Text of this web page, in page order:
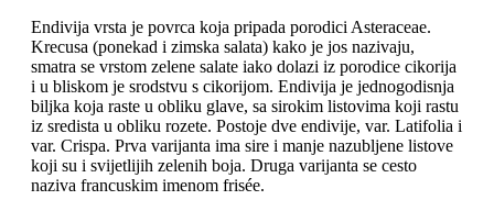
Endivija vrsta je povrca koja pripada porodici Asteraceae.
Krecusa (ponekad i zimska salata) kako je jos nazivaju,
smatra se vrstom zelene salate iako dolazi iz porodice cikorija
i u bliskom je srodstvu s cikorijom. Endivija je jednogodisnja
biljka koja raste u obliku glave, sa sirokim listovima koji rastu
iz sredista u obliku rozete. Postoje dve endivije, var. Latifolia i
var. Crispa. Prva varijanta ima sire i manje nazubljene listove
koji su i svijetlijih zelenih boja. Druga varijanta se cesto
naziva francuskim imenom frisée.